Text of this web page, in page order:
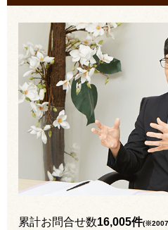
累計お問合せ数16,005件(※2007